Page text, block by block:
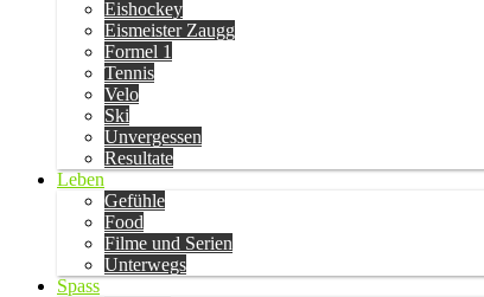
Eishockey
Eismeister Zaugg
Formel 1
Tennis
Velo
Ski
Unvergessen
Resultate
Leben
Gefühle
Food
Filme und Serien
Unterwegs
Spass